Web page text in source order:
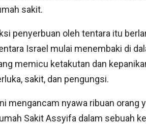
sakit.
penyerbuan oleh tentara itu
Israel mulai menembaki di
memicu ketakutan dan
sakit, dan pengungsi.
mengancam nyawa ribuan orang
Sakit Assyifa dalam sebuah